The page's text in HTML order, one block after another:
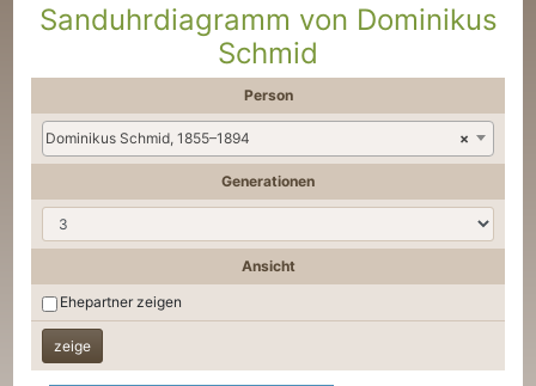
Sanduhrdiagramm von Dominikus
Schmid
Person
×
Dominikus Schmid, 1855–1894
Generationen
Ansicht
Ehepartner zeigen